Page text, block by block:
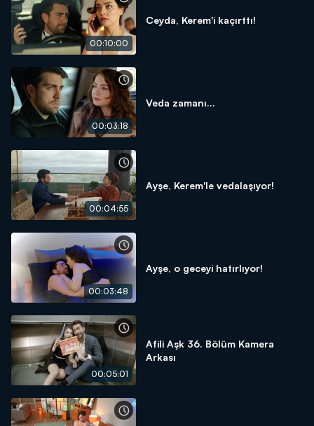
00:10:00
Ceyda, Kerem'i kaçırttı!
00:03:18
Veda zamanı...
00:04:55
Ayşe, Kerem'le vedalaşıyor!
00:03:48
Ayşe, o geceyi hatırlıyor!
00:05:01
Afili Aşk 36. Bölüm Kamera
Arkası